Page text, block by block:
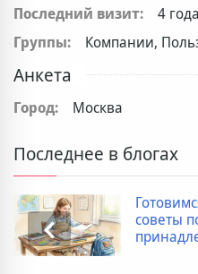
Последний визит:
4
Группы:
Компании,
Анкета
Город: Москва
Последнее в блогах
советы